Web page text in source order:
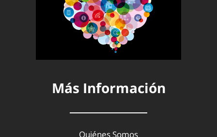
Más Información
Quiénes Somos